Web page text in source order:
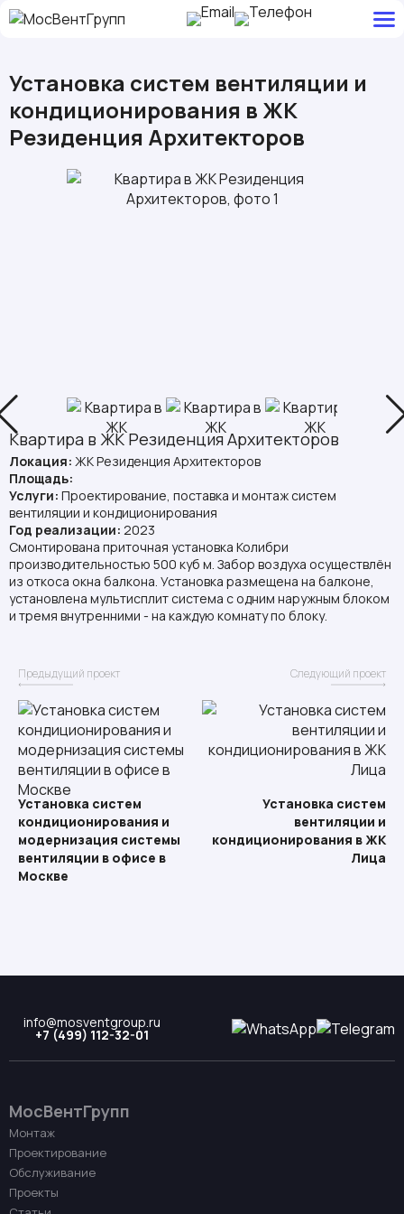
Установка систем вентиляции и
кондиционирования в ЖК
Резиденция Архитекторов
Квартира в ЖК Резиденция Архитекторов
Локация: ЖК Резиденция Архитекторов
Площадь:
Услуги: Проектирование, поставка и монтаж систем
вентиляции и кондиционирования
Год реализации: 2023
Смонтирована приточная установка Колибри
производительностью 500 куб м. Забор воздуха осуществлён
из откоса окна балкона. Установка размещена на балконе,
установлена мультисплит система с одним наружным блоком
и тремя внутренними - на каждую комнату по блоку.
Предыдущий проект
Установка систем
кондиционирования и
модернизация системы
вентиляции в офисе в
Москве
Следующий проект
Установка систем
вентиляции и
кондиционирования в ЖК
Лица
info@mosventgroup.ru
+7 (499) 112-32-01
МосВентГрупп
Монтаж
Проектирование
Обслуживание
Проекты